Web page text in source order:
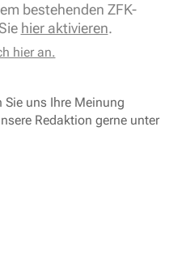
bestehenden ZFK-
hier aktivieren.
hier an.
Sie uns Ihre Meinung
Redaktion gerne unter